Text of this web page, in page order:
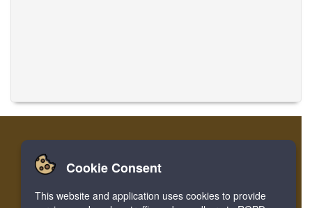
家 ログイン 登録
Facebook Twitter Bookmark
Cookie Consent
This website and application uses cookies to provide